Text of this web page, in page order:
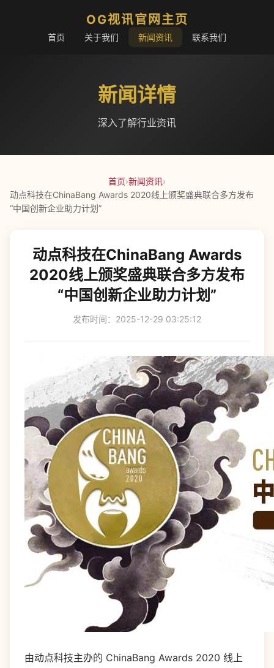
OG视讯官网主页
首页 关于我们 新闻资讯 联系我们
新闻详情
深入了解行业资讯
首页›新闻资讯›
​动点科技在ChinaBang Awards 2020线上颁奖盛典联合多方发布
“中国创新企业助力计划”
​动点科技在ChinaBang Awards
2020线上颁奖盛典联合多方发布
“中国创新企业助力计划”
发布时间：2025-12-29 03:25:12
由动点科技主办的 ChinaBang Awards 2020 线上